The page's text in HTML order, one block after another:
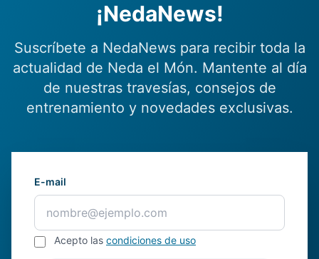
¡NedaNews!
Suscríbete a NedaNews para recibir toda la
actualidad de Neda el Món. Mantente al día
de nuestras travesías, consejos de
entrenamiento y novedades exclusivas.
E-mail
Acepto las condiciones de uso